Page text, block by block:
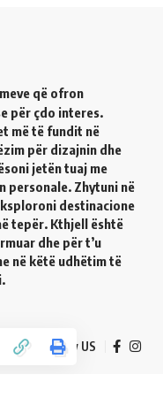
që ofron
për çdo interes.
më të fundit në
për dizajnin dhe
jetën tuaj me
personale. Zhytuni në
destinacione
tepër. Kthjell është
dhe për t’u
në këtë udhëtim të
Follow US